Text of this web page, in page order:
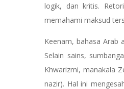
logik, dan kritis.
memahami maksud
Keenam, bahasa Arab
Selain sains,
Khwarizmi, manakala
nazir). Hal ini